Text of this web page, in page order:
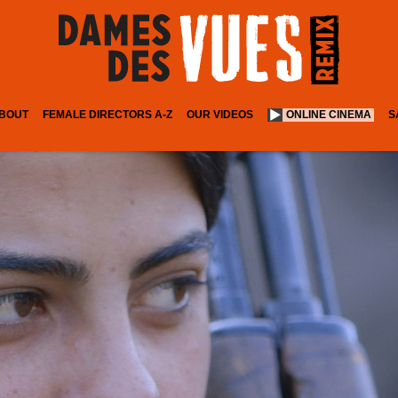
FEMALE DIRECTORS A-Z OUR VIDEOS ONLINE CINEMA